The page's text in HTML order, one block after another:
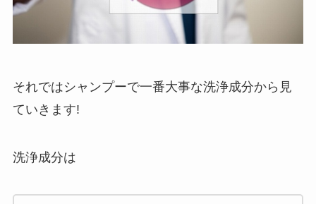
それではシャンプーで一番大事な洗浄成分から見
ていきます!
洗浄成分は